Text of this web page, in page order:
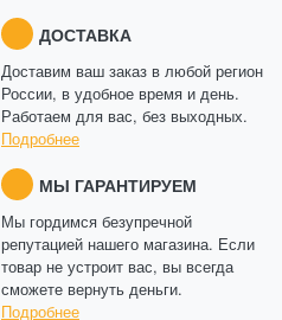
ДОСТАВКА
Доставим ваш заказ в любой регион
России, в удобное время и день.
Работаем для вас, без выходных.
Подробнее
МЫ ГАРАНТИРУЕМ
Мы гордимся безупречной
репутацией нашего магазина. Если
товар не устроит вас, вы всегда
сможете вернуть деньги.
Подробнее